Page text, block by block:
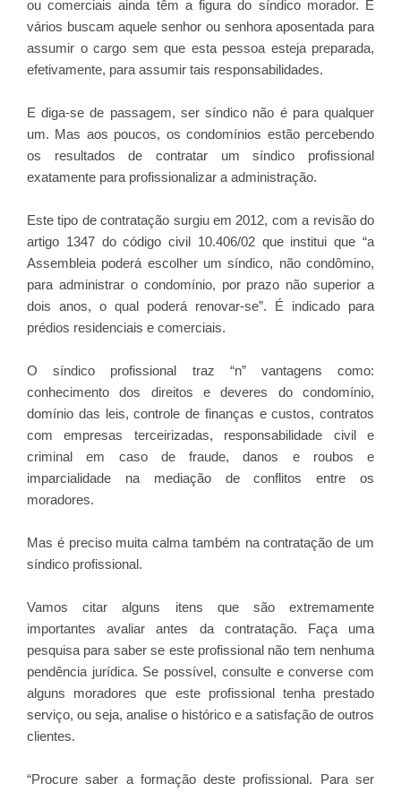
ou comerciais ainda têm a figura do síndico morador. E
vários buscam aquele senhor ou senhora aposentada para
assumir o cargo sem que esta pessoa esteja preparada,
efetivamente, para assumir tais responsabilidades.
E diga-se de passagem, ser síndico não é para qualquer
um. Mas aos poucos, os condomínios estão percebendo
os resultados de contratar um síndico profissional
exatamente para profissionalizar a administração.
Este tipo de contratação surgiu em 2012, com a revisão do
artigo 1347 do código civil 10.406/02 que institui que “a
Assembleia poderá escolher um síndico, não condômino,
para administrar o condomínio, por prazo não superior a
dois anos, o qual poderá renovar-se”. É indicado para
prédios residenciais e comerciais.
O síndico profissional traz “n” vantagens como:
conhecimento dos direitos e deveres do condomínio,
domínio das leis, controle de finanças e custos, contratos
com empresas terceirizadas, responsabilidade civil e
criminal em caso de fraude, danos e roubos e
imparcialidade na mediação de conflitos entre os
moradores.
Mas é preciso muita calma também na contratação de um
síndico profissional.
Vamos citar alguns itens que são extremamente
importantes avaliar antes da contratação. Faça uma
pesquisa para saber se este profissional não tem nenhuma
pendência jurídica. Se possível, consulte e converse com
alguns moradores que este profissional tenha prestado
serviço, ou seja, analise o histórico e a satisfação de outros
clientes.
“Procure saber a formação deste profissional. Para ser